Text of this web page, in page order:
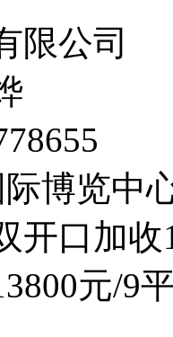
限公司
博览中
开口加收
元/9